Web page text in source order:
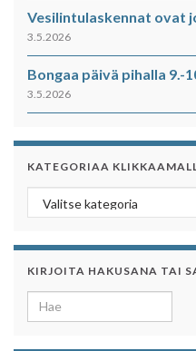
Vesilintulaskennat ovat
3.5.2026
Bongaa päivä pihalla 9.-
3.5.2026
KATEGORIAA
Kategoriaa klikkaamalla
KIRJOITA HAKUSANA TAI
Search for: